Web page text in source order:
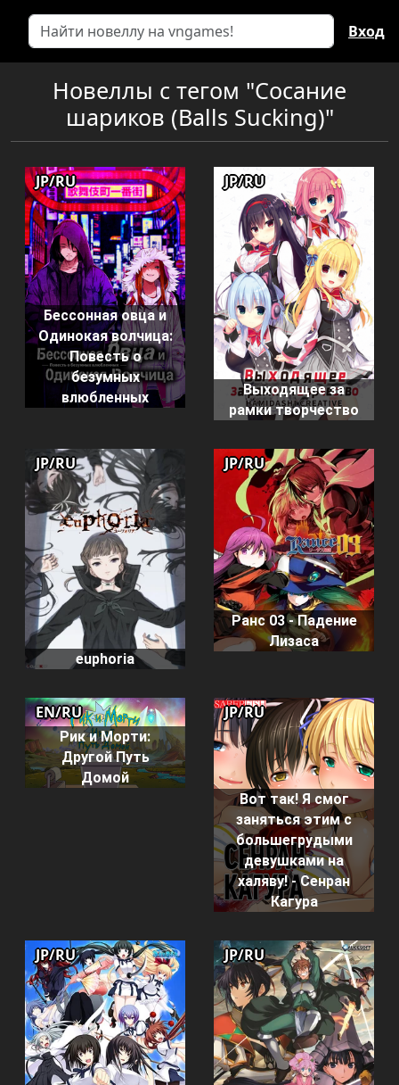
Вход
Новеллы с тегом "Сосание
шариков (Balls Sucking)"
Бессонная овца и
Одинокая волчица:
Повесть о
безумных
влюбленных
JP/RU
Выходящее за
рамки творчество
JP/RU
euphoria
JP/RU
Ранс 03 - Падение
Лизаса
JP/RU
Рик и Морти:
Другой Путь
Домой
EN/RU
Вот так! Я смог
заняться этим с
большегрудыми
девушками на
халяву! - Сенран
Кагура
JP/RU
JP/RU JP/RU